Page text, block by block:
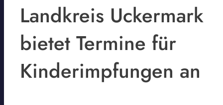
Landkreis Uckermark
bietet Termine für
Kinderimpfungen an